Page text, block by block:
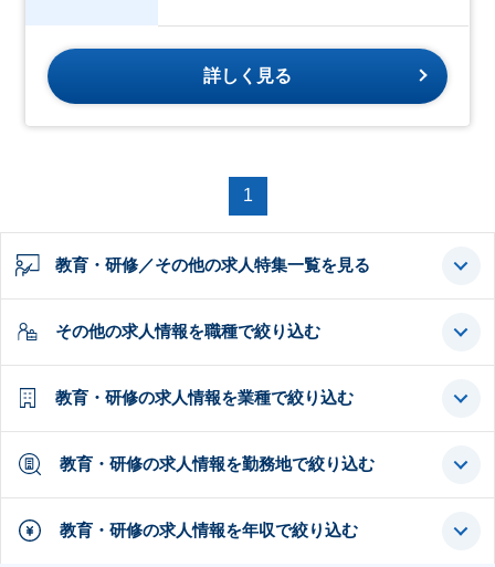
詳しく見る
1
教育・研修／その他の求人特集一覧を見る
その他の求人情報を職種で絞り込む
教育・研修の求人情報を業種で絞り込む
教育・研修の求人情報を勤務地で絞り込む
教育・研修の求人情報を年収で絞り込む